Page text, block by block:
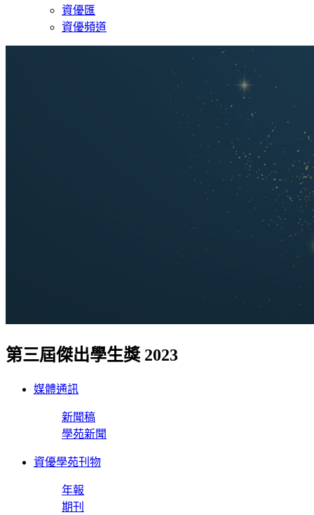
資優匯
資優頻道
第三屆傑出學生獎 2023
媒體通訊
新聞稿
學苑新聞
資優學苑刊物
年報
期刊